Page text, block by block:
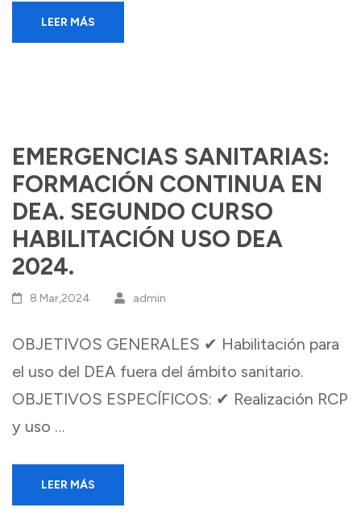
LEER MÁS
EMERGENCIAS SANITARIAS:
FORMACIÓN CONTINUA EN
DEA. SEGUNDO CURSO
HABILITACIÓN USO DEA
2024.
8 Mar,2024 admin
OBJETIVOS GENERALES ✔ Habilitación para
el uso del DEA fuera del ámbito sanitario.
OBJETIVOS ESPECÍFICOS: ✔ Realización RCP
y uso …
LEER MÁS